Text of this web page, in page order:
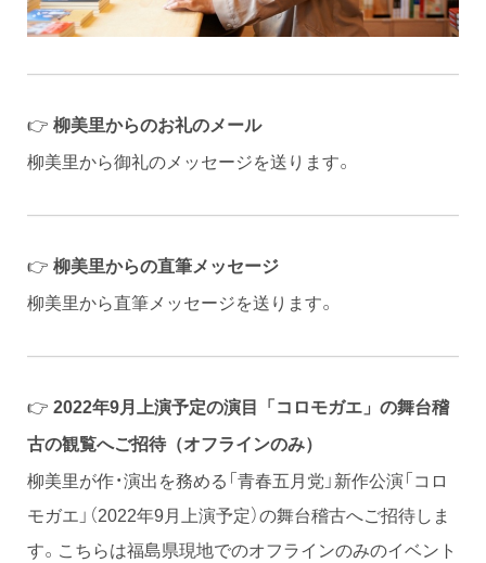
👉 柳美里からのお礼のメール
柳美里から御礼のメッセージを送ります。
👉 柳美里からの直筆メッセージ
柳美里から直筆メッセージを送ります。
👉 2022年9月上演予定の演目「コロモガエ」の舞台稽
古の観覧へご招待（オフラインのみ）
柳美里が作・演出を務める「青春五月党」新作公演「コロ
モガエ」（2022年9月上演予定）の舞台稽古へご招待しま
す。こちらは福島県現地でのオフラインのみのイベント